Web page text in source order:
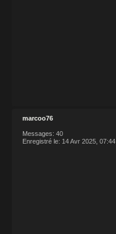
marcoo76
Messages: 40
Enregistré le: 14 Avr 2025, 07:44